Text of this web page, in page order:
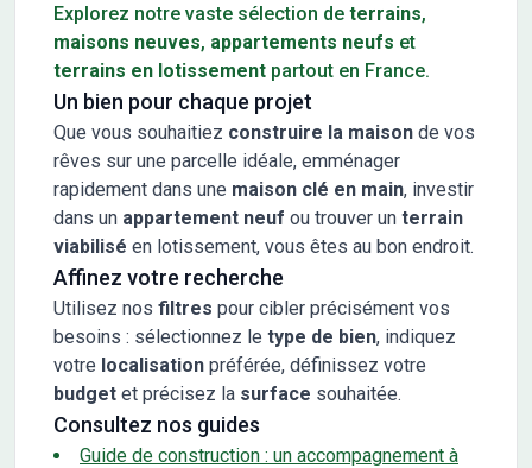
Explorez notre vaste sélection de terrains,
maisons neuves, appartements neufs et
terrains en lotissement partout en France.
Un bien pour chaque projet
Que vous souhaitiez construire la maison de vos
rêves sur une parcelle idéale, emménager
rapidement dans une maison clé en main, investir
dans un appartement neuf ou trouver un terrain
viabilisé en lotissement, vous êtes au bon endroit.
Affinez votre recherche
Utilisez nos filtres pour cibler précisément vos
besoins : sélectionnez le type de bien, indiquez
votre localisation préférée, définissez votre
budget et précisez la surface souhaitée.
Consultez nos guides
Guide de construction : un accompagnement à